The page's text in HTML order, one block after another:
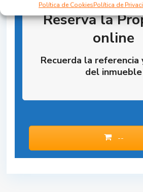
Política de CookiesPolítica de
Reserva la
online
Recuerda la referencia
del inmueble
--